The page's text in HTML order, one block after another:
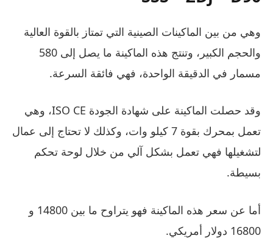
وهي من بين الماكينات الصينية التي تمتاز بالقوة العالية
والحجم الكبير، وتنتج هذه الماكينة ما يصل إلى 580
مسمار في الدقيقة الواحدة، فهي فائقة السرعة.
وقد حصلت الماكينة على شهادة الجودة ISO CE، وهي
تعمل بمحرك بقوة 7 كيلو وات، وكذلك لا تحتاج إلى عمال
لتشغيلها فهي تعمل بشكل آلي من خلال لوحة تحكم
بسيطة.
أما عن سعر هذه الماكينة فهو يتراوح ما بين 14800 و
16800 دولار أمريكي.